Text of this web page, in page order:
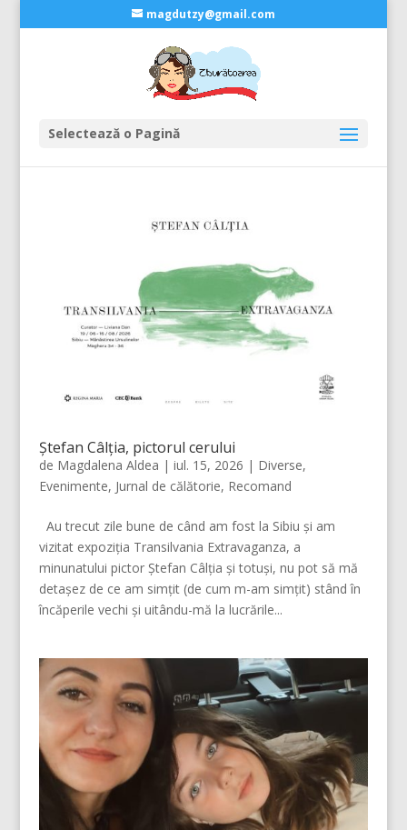
magdutzy@gmail.com
Selectează o Pagină
Ștefan Câlția, pictorul cerului
de Magdalena Aldea | iul. 15, 2026 | Diverse,
Evenimente, Jurnal de călătorie, Recomand
Au trecut zile bune de când am fost la Sibiu și am
vizitat expoziția Transilvania Extravaganza, a
minunatului pictor Ștefan Câlția și totuși, nu pot să mă
detașez de ce am simțit (de cum m-am simțit) stând în
încăperile vechi și uitându-mă la lucrările...